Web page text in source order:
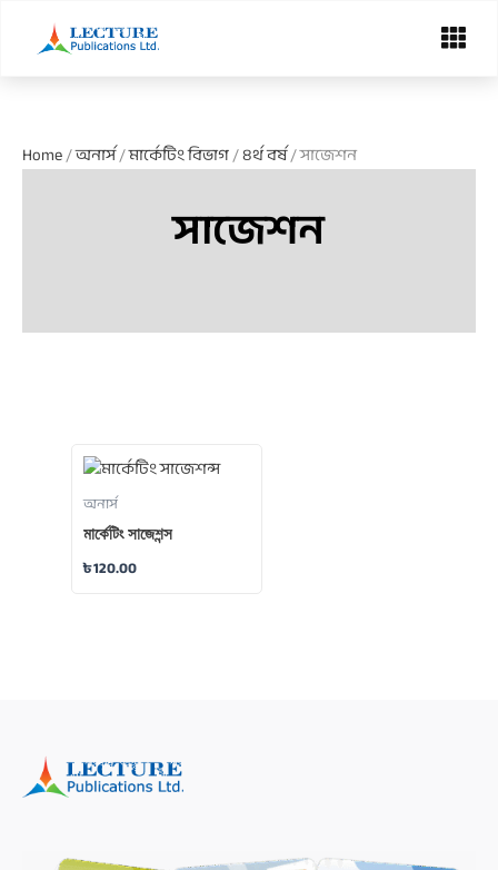
Menu
Home/অনার্স/মার্কেটিং বিভাগ/৪র্থ বর্ষ/ সাজেশন
সাজেশন
অনার্স
মার্কেটিং সাজেশন্স
৳120.00